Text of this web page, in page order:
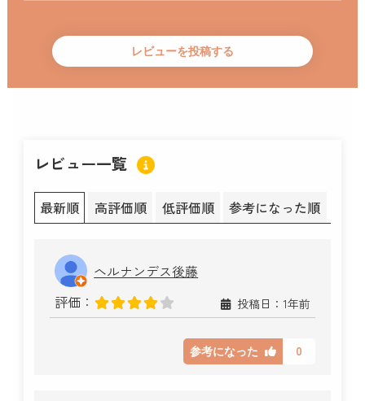
レビュー一覧
最新順 高評価順 低評価順 参考になった順
ヘルナンデス後藤
評価：
投稿日：1年前
参考になった 0